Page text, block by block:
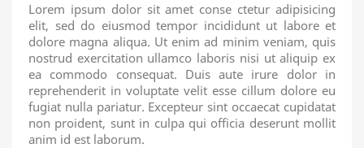
Lorem ipsum dolor sit amet conse ctetur adipisicing
elit, sed do eiusmod tempor incididunt ut labore et
dolore magna aliqua. Ut enim ad minim veniam, quis
nostrud exercitation ullamco laboris nisi ut aliquip ex
ea commodo consequat. Duis aute irure dolor in
reprehenderit in voluptate velit esse cillum dolore eu
fugiat nulla pariatur. Excepteur sint occaecat cupidatat
non proident, sunt in culpa qui officia deserunt mollit
anim id est laborum.